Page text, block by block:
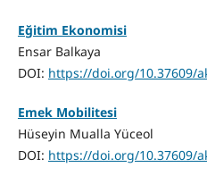
Eğitim Ekonomisi
Ensar Balkaya
DOI: https://doi.org/10.37609/
Emek Mobilitesi
Hüseyin Mualla Yüceol
DOI: https://doi.org/10.37609/